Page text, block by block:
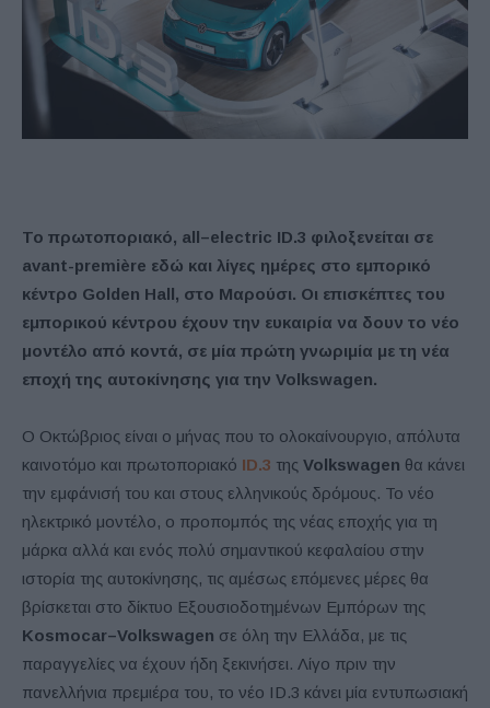
Το πρωτοποριακό, all–electric ID.3 φιλοξενείται σε
avant-première εδώ και λίγες ημέρες στο εμπορικό
κέντρο Golden Hall, στο Μαρούσι. Οι επισκέπτες του
εμπορικού κέντρου έχουν την ευκαιρία να δουν το νέο
μοντέλο από κοντά, σε μία πρώτη γνωριμία με τη νέα
εποχή της αυτοκίνησης για την Volkswagen.
O Οκτώβριος είναι ο μήνας που το ολοκαίνουργιο, απόλυτα
καινοτόμο και πρωτοποριακό ID.3 της Volkswagen θα κάνει
την εμφάνισή του και στους ελληνικούς δρόμους. Το νέο
ηλεκτρικό μοντέλο, ο προπομπός της νέας εποχής για τη
μάρκα αλλά και ενός πολύ σημαντικού κεφαλαίου στην
ιστορία της αυτοκίνησης, τις αμέσως επόμενες μέρες θα
βρίσκεται στο δίκτυο Εξουσιοδοτημένων Εμπόρων της
Kosmocar–Volkswagen σε όλη την Ελλάδα, με τις
παραγγελίες να έχουν ήδη ξεκινήσει. Λίγο πριν την
πανελλήνια πρεμιέρα του, το νέο ID.3 κάνει μία εντυπωσιακή